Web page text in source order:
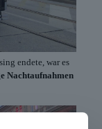
endete, war es
Nachtaufnahmen